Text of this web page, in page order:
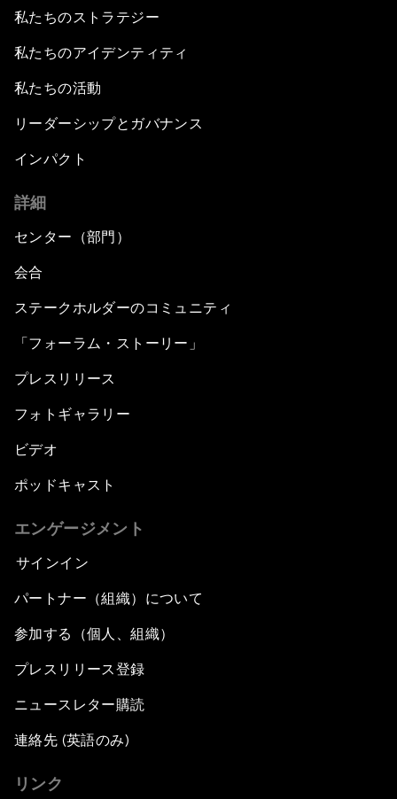
私たちのストラテジー
私たちのアイデンティティ
私たちの活動
リーダーシップとガバナンス
インパクト
詳細
センター（部門）
会合
ステークホルダーのコミュニティ
「フォーラム・ストーリー」
プレスリリース
フォトギャラリー
ビデオ
ポッドキャスト
エンゲージメント
サインイン
パートナー（組織）について
参加する（個人、組織）
プレスリリース登録
ニュースレター購読
連絡先 (英語のみ)
リンク